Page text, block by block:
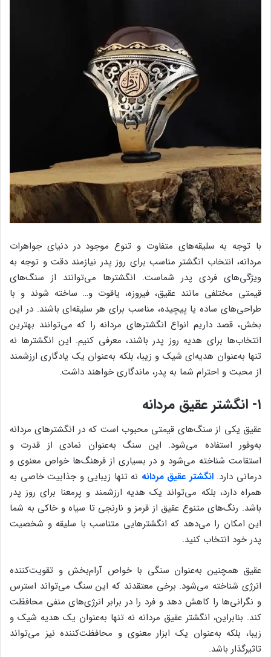
با توجه به سلیقه‌های متفاوت و تنوع موجود در دنیای جواهرات
مردانه، انتخاب انگشتر مناسب برای روز پدر نیازمند دقت و توجه به
ویژگی‌های فردی پدر شماست. انگشترها می‌توانند از سنگ‌های
قیمتی مختلفی مانند عقیق، فیروزه، یاقوت و… ساخته شوند و با
طراحی‌های ساده یا پیچیده، مناسب برای هر سلیقه‌ای باشند. در این
بخش، قصد داریم انواع انگشترهای مردانه را که می‌توانند بهترین
انتخاب‌ها برای هدیه روز پدر باشند، معرفی کنیم. این انگشترها نه
تنها به‌عنوان هدیه‌ای شیک و زیبا، بلکه به‌عنوان یک یادگاری ارزشمند
از محبت و احترام شما به پدر، ماندگاری خواهند داشت.
۱- انگشتر عقیق مردانه
عقیق یکی از سنگ‌های قیمتی محبوب است که در انگشترهای مردانه
به‌وفور استفاده می‌شود. این سنگ به‌عنوان نمادی از قدرت و
استقامت شناخته می‌شود و در بسیاری از فرهنگ‌ها خواص معنوی و
درمانی دارد.انگشتر عقیق مردانه نه تنها زیبایی و جذابیت خاصی به
همراه دارد، بلکه می‌تواند یک هدیه ارزشمند و پرمعنا برای روز پدر
باشد. رنگ‌های متنوع عقیق از قرمز و نارنجی تا سیاه و خاکی به شما
این امکان را می‌دهد که انگشترهایی متناسب با سلیقه و شخصیت
پدر خود انتخاب کنید.
عقیق همچنین به‌عنوان سنگی با خواص آرام‌بخش و تقویت‌کننده
انرژی شناخته می‌شود. برخی معتقدند که این سنگ می‌تواند استرس
و نگرانی‌ها را کاهش دهد و فرد را در برابر انرژی‌های منفی محافظت
کند. بنابراین، انگشتر عقیق مردانه نه تنها به‌عنوان یک هدیه شیک و
زیبا، بلکه به‌عنوان یک ابزار معنوی و محافظت‌کننده نیز می‌تواند
تاثیرگذار باشد.